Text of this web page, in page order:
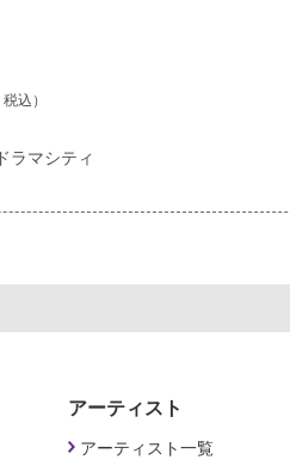
込）
ラマシティ
アーティスト
アーティスト一覧